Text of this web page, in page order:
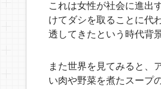
これは女性が社会に進出
けてダシを取ることに代
透してきたという時代背
また世界を見てみると、
い肉や野菜を煮たスープ